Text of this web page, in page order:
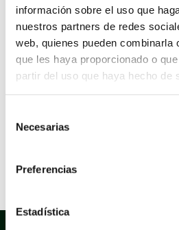
información sobre el uso que
nuestros partners de redes
web, quienes pueden combinarla
que les haya proporcionado o
partir del uso que haya hecho de
Necesarias
Preferencias
Estadística